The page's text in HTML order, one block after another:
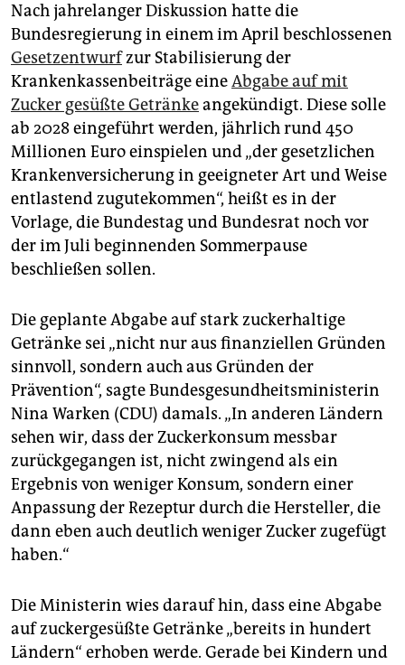
Nach jahrelanger Diskussion hatte die
Bundesregierung in einem im April beschlossenen
Gesetzentwurfzur Stabilisierung der
Krankenkassenbeiträge eineAbgabe auf mit
Zucker gesüßte Getränkeangekündigt. Diese solle
ab 2028 eingeführt werden, jährlich rund 450
Millionen Euro einspielen und „der gesetzlichen
Krankenversicherung in geeigneter Art und Weise
entlastend zugutekommen“, heißt es in der
Vorlage, die Bundestag und Bundesrat noch vor
der im Juli beginnenden Sommerpause
beschließen sollen.
Die geplante Abgabe auf stark zuckerhaltige
Getränke sei „nicht nur aus finanziellen Gründen
sinnvoll, sondern auch aus Gründen der
Prävention“, sagte Bundesgesundheitsministerin
Nina Warken (CDU) damals. „In anderen Ländern
sehen wir, dass der Zuckerkonsum messbar
zurückgegangen ist, nicht zwingend als ein
Ergebnis von weniger Konsum, sondern einer
Anpassung der Rezeptur durch die Hersteller, die
dann eben auch deutlich weniger Zucker zugefügt
haben.“
Die Ministerin wies darauf hin, dass eine Abgabe
auf zuckergesüßte Getränke „bereits in hundert
Ländern“ erhoben werde. Gerade bei Kindern und